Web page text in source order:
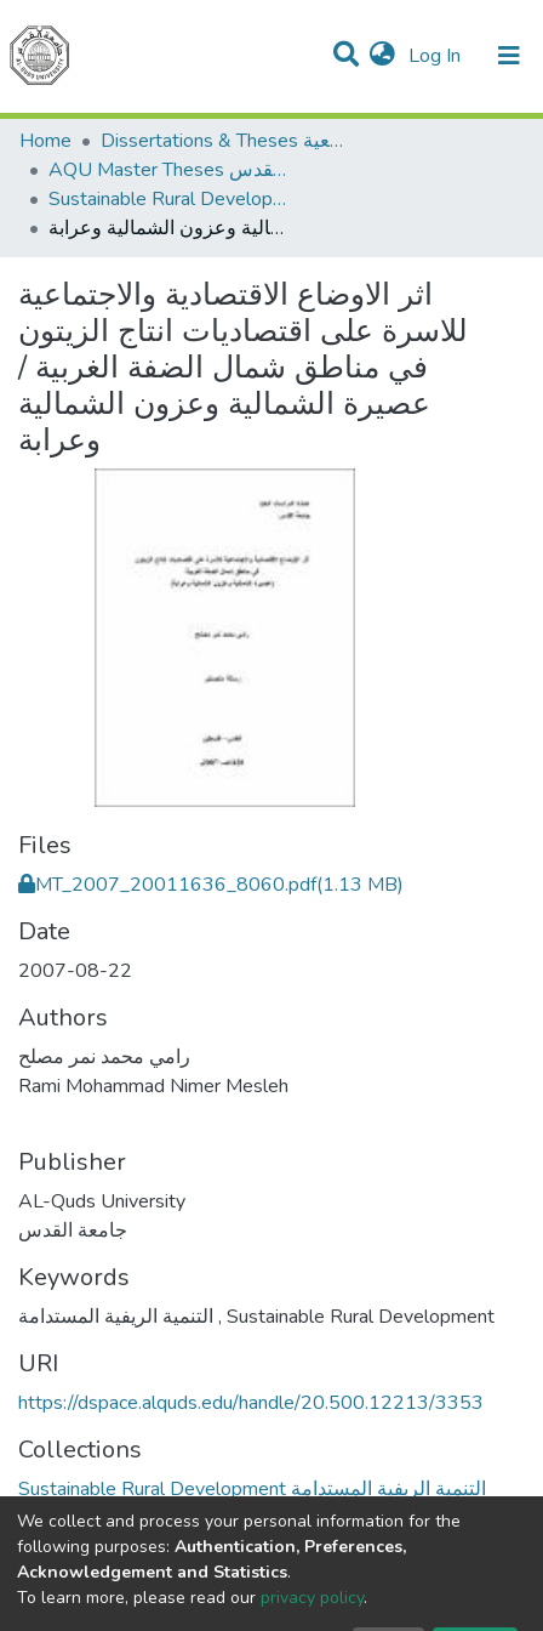
Log In (current)
Communities & Collections
All of DSpace
Home
Dissertations & Theses الرسائل الجامعية
AQU Master Theses الرسائل الجامعية الخاصة بجامعة القدس
Sustainable Rural Development التنمية الريفية المستدامة
اثر الاوضاع الاقتصادية والاجتماعية للاسرة على اقتصاديات انتاج الزيتون في مناطق شمال الضفة الغربية /عصيرة الشمالية وعزون الشمالية وعرابة
اثر الاوضاع الاقتصادية والاجتماعية
للاسرة على اقتصاديات انتاج الزيتون
في مناطق شمال الضفة الغربية /
عصيرة الشمالية وعزون الشمالية
وعرابة
Files
MT_2007_20011636_8060.pdf(1.13 MB)
Date
2007-08-22
Authors
رامي محمد نمر مصلح
Rami Mohammad Nimer Mesleh
Publisher
AL-Quds University
جامعة القدس
Keywords
, Sustainable Rural Development
URI
https://dspace.alquds.edu/handle/20.500.12213/3353
Collections
Sustainable Rural Development التنمية الريفية المستدامة
Full item page
We collect and process your personal information for the
following purposes: Authentication, Preferences,
Acknowledgement and Statistics.
To learn more, please read our privacy policy.